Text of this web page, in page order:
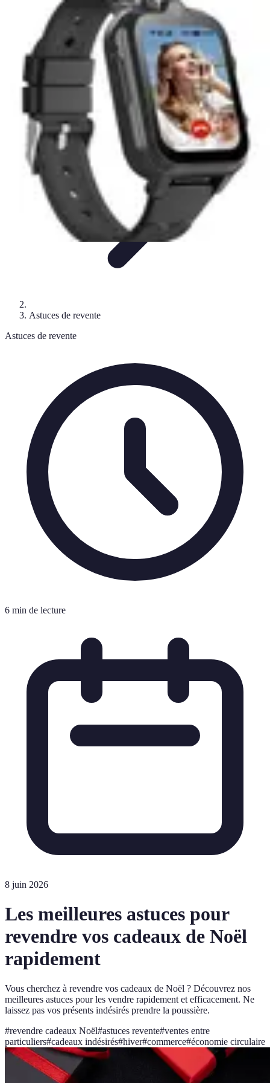
Revente Cadeaux Noël
Stratégies de Revente
Conseils pratiques
Préparation à la reventeÉvaluation et Prix
Revente Cadeaux Noël
Astuces de revente
Astuces de revente
6 min de lecture
8 juin 2026
Les meilleures astuces pour
revendre vos cadeaux de Noël
rapidement
Vous cherchez à revendre vos cadeaux de Noël ? Découvrez nos
meilleures astuces pour les vendre rapidement et efficacement. Ne
laissez pas vos présents indésirés prendre la poussière.
#revendre cadeaux Noël#astuces revente#ventes entre
particuliers#cadeaux indésirés#hiver#commerce#économie circulaire